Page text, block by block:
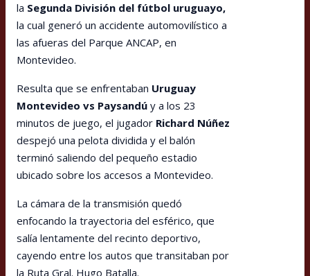
la Segunda División del fútbol uruguayo,
la cual generó un accidente automovilístico a
las afueras del Parque ANCAP, en
Montevideo.
Resulta que se enfrentaban Uruguay
Montevideo vs Paysandú y a los 23
minutos de juego, el jugador Richard Núñez
despejó una pelota dividida y el balón
terminó saliendo del pequeño estadio
ubicado sobre los accesos a Montevideo.
La cámara de la transmisión quedó
enfocando la trayectoria del esférico, que
salía lentamente del recinto deportivo,
cayendo entre los autos que transitaban por
la Ruta Gral. Hugo Batalla.